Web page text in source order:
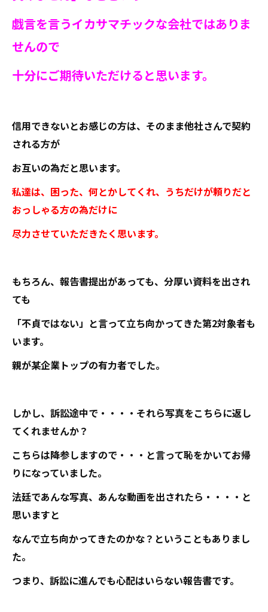
戯言を言うイカサマチックな会社ではありま
せんので
十分にご期待いただけると思います。
信用できないとお感じの方は、そのまま他社さんで契約
される方が
お互いの為だと思います。
私達は、困った、何とかしてくれ、うちだけが頼りだと
おっしゃる方の為だけに
尽力させていただきたく思います。
もちろん、報告書提出があっても、分厚い資料を出され
ても
「不貞ではない」と言って立ち向かってきた第2対象者も
います。
親が某企業トップの有力者でした。
しかし、訴訟途中で・・・・それら写真をこちらに返し
てくれませんか？
こちらは降参しますので・・・と言って恥をかいてお帰
りになっていました。
法廷であんな写真、あんな動画を出されたら・・・・と
思いますと
なんで立ち向かってきたのかな？ということもありまし
た。
つまり、訴訟に進んでも心配はいらない報告書です。